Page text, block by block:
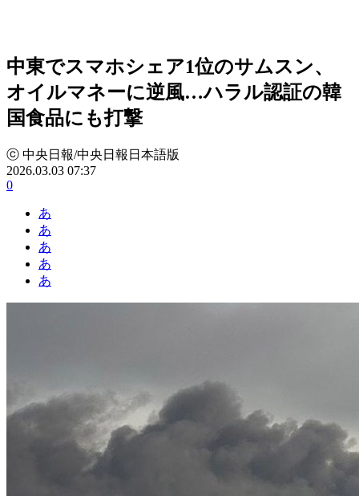
中東でスマホシェア1位のサムスン、
オイルマネーに逆風…ハラル認証の韓
国食品にも打撃
ⓒ 中央日報/中央日報日本語版
2026.03.03 07:37
0
あ
あ
あ
あ
あ